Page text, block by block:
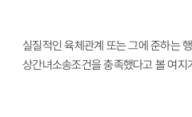
실질적인 육체관계 또는 그에 준하는
상간녀소송조건을 충족했다고 볼 여지